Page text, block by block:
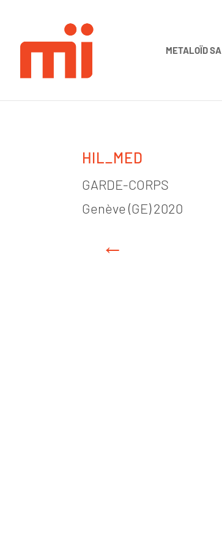
METALOÏD SA
HIL_MED
GARDE-CORPS
Genève (GE) 2020
←